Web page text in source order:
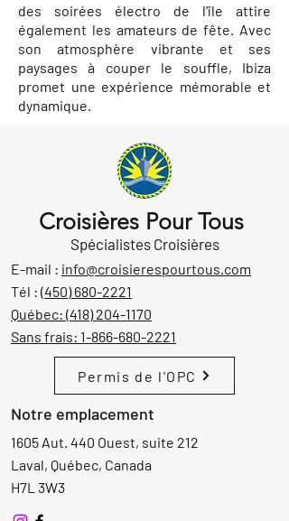
des soirées électro de l'île attire
également les amateurs de fête. Avec
son atmosphère vibrante et ses
paysages à couper le souffle, Ibiza
promet une expérience mémorable et
dynamique.
Croisières Pour Tous
Spécialistes Croisières
E-mail : info@croisierespourtous.com
Tél : (450) 680-2221
Québec: (418) 204-1170
Sans frais: 1-866-680-2221
Permis de l'OPC
Notre emplacement
1605 Aut. 440 Ouest, suite 212
Laval, Québec, Canada
H7L 3W3